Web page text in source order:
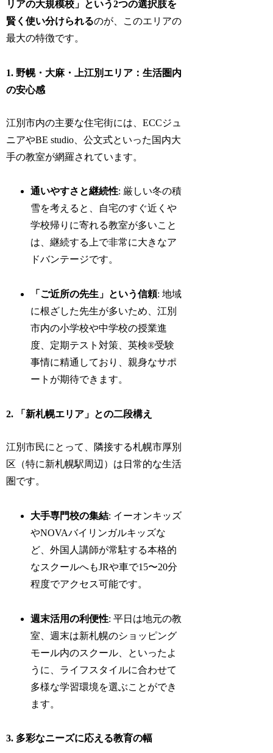
リアの大規模校」という2つの選択肢を
賢く使い分けられるのが、このエリアの
最大の特徴です。
1. 野幌・大麻・上江別エリア：生活圏内
の安心感
江別市内の主要な住宅街には、ECCジュ
ニアやBE studio、公文式といった国内大
手の教室が網羅されています。
通いやすさと継続性: 厳しい冬の積
雪を考えると、自宅のすぐ近くや
学校帰りに寄れる教室が多いこと
は、継続する上で非常に大きなア
ドバンテージです。
「ご近所の先生」という信頼: 地域
に根ざした先生が多いため、江別
市内の小学校や中学校の授業進
度、定期テスト対策、英検®受験
事情に精通しており、親身なサポ
ートが期待できます。
2. 「新札幌エリア」との二段構え
江別市民にとって、隣接する札幌市厚別
区（特に新札幌駅周辺）は日常的な生活
圏です。
大手専門校の集結: イーオンキッズ
やNOVAバイリンガルキッズな
ど、外国人講師が常駐する本格的
なスクールへもJRや車で15〜20分
程度でアクセス可能です。
週末活用の利便性: 平日は地元の教
室、週末は新札幌のショッピング
モール内のスクール、といったよ
うに、ライフスタイルに合わせて
多様な学習環境を選ぶことができ
ます。
3. 多彩なニーズに応える教育の幅